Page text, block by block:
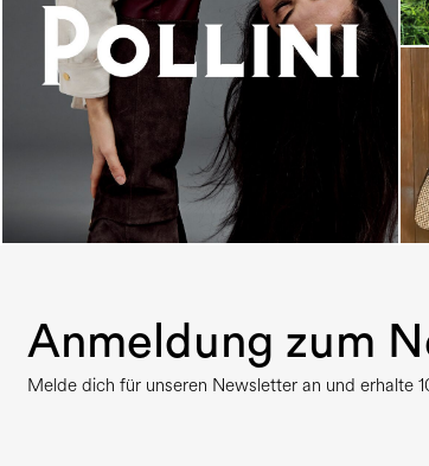
An ode to the house’s vibrant Italian roots, the
new...
Anmeldung zum
Melde dich für unseren Newsletter an und erhalte